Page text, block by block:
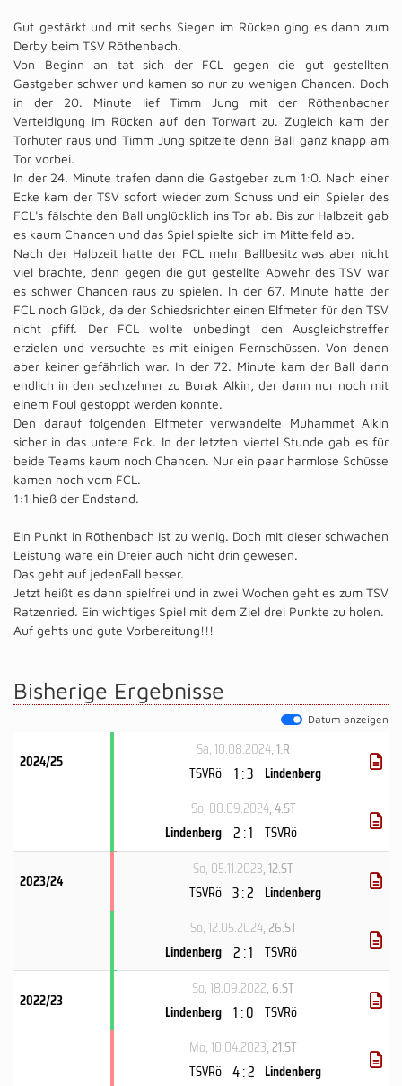
Gut gestärkt und mit sechs Siegen im Rücken ging es dann zum
Derby beim TSV Röthenbach.
Von Beginn an tat sich der FCL gegen die gut gestellten
Gastgeber schwer und kamen so nur zu wenigen Chancen. Doch
in der 20. Minute lief Timm Jung mit der Röthenbacher
Verteidigung im Rücken auf den Torwart zu. Zugleich kam der
Torhüter raus und Timm Jung spitzelte denn Ball ganz knapp am
Tor vorbei.
In der 24. Minute trafen dann die Gastgeber zum 1:0. Nach einer
Ecke kam der TSV sofort wieder zum Schuss und ein Spieler des
FCL's fälschte den Ball unglücklich ins Tor ab. Bis zur Halbzeit gab
es kaum Chancen und das Spiel spielte sich im Mittelfeld ab.
Nach der Halbzeit hatte der FCL mehr Ballbesitz was aber nicht
viel brachte, denn gegen die gut gestellte Abwehr des TSV war
es schwer Chancen raus zu spielen. In der 67. Minute hatte der
FCL noch Glück, da der Schiedsrichter einen Elfmeter für den TSV
nicht pfiff. Der FCL wollte unbedingt den Ausgleichstreffer
erzielen und versuchte es mit einigen Fernschüssen. Von denen
aber keiner gefährlich war. In der 72. Minute kam der Ball dann
endlich in den sechzehner zu Burak Alkin, der dann nur noch mit
einem Foul gestoppt werden konnte.
Den darauf folgenden Elfmeter verwandelte Muhammet Alkin
sicher in das untere Eck. In der letzten viertel Stunde gab es für
beide Teams kaum noch Chancen. Nur ein paar harmlose Schüsse
kamen noch vom FCL.
1:1 hieß der Endstand.
Ein Punkt in Röthenbach ist zu wenig. Doch mit dieser schwachen
Leistung wäre ein Dreier auch nicht drin gewesen.
Das geht auf jedenFall besser.
Jetzt heißt es dann spielfrei und in zwei Wochen geht es zum TSV
Ratzenried. Ein wichtiges Spiel mit dem Ziel drei Punkte zu holen.
Auf gehts und gute Vorbereitung!!!
Bisherige Ergebnisse
Datum anzeigen
2024/25
Sa, 10.08.2024, 1.R
TSVRö 1 : 3 Lindenberg
So, 08.09.2024, 4.ST
Lindenberg 2 : 1 TSVRö
2023/24
So, 05.11.2023, 12.ST
TSVRö 3 : 2 Lindenberg
So, 12.05.2024, 26.ST
Lindenberg 2 : 1 TSVRö
2022/23
So, 18.09.2022, 6.ST
Lindenberg 1 : 0 TSVRö
Mo, 10.04.2023, 21.ST
TSVRö 4 : 2 Lindenberg